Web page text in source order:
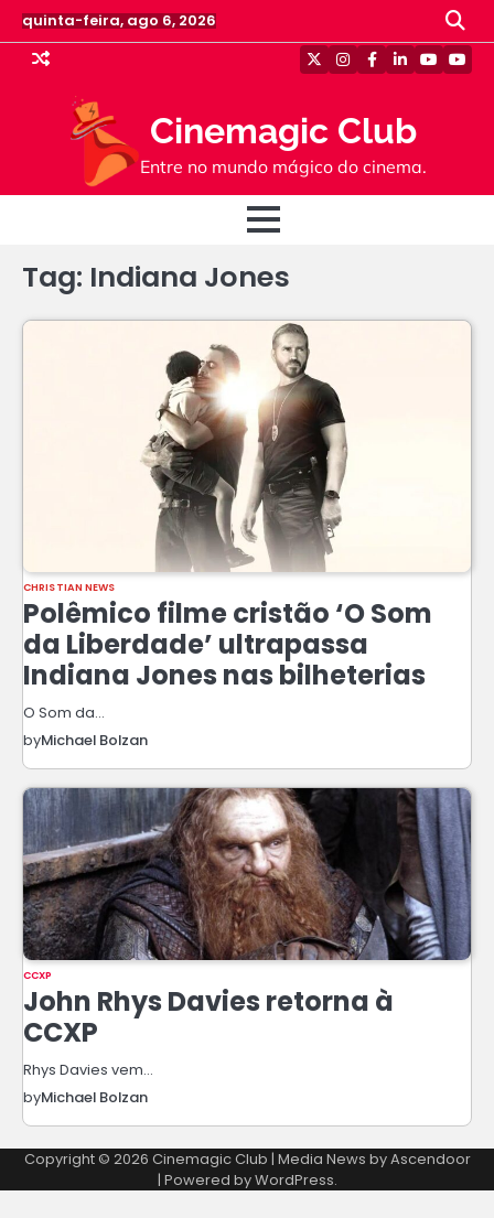
Skip
to
content
quinta-feira, ago 6, 2026
Cinemagic Club
Entre no mundo mágico do cinema.
TwitterInstagram
Facebook
Linkedin
Youtube
Tag: Indiana Jones
CHRISTIAN NEWS
Polêmico filme cristão ‘O Som
da Liberdade’ ultrapassa
Indiana Jones nas bilheterias
O Som da…
byMichael Bolzan
CCXP
John Rhys Davies retorna à
CCXP
Rhys Davies vem…
byMichael Bolzan
Copyright © 2026 Cinemagic Club | Media News byAscendoor
| Powered byWordPress.